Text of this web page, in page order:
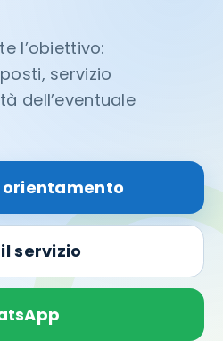
l’obiettivo:
servizio
dell’eventuale
orientamento
servizio